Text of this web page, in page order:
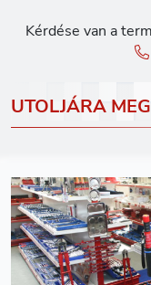
Kérdése van a
UTOLJÁRA